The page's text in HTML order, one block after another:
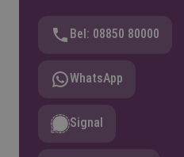
Bel: 08850 80000
WhatsApp
Signal